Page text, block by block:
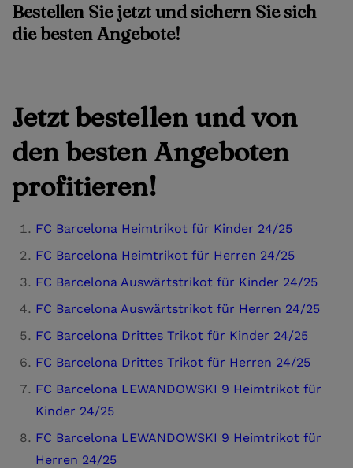
Bestellen Sie jetzt und sichern Sie sich
die besten Angebote!
Jetzt bestellen und von
den besten Angeboten
profitieren!
FC Barcelona Heimtrikot für Kinder 24/25
FC Barcelona Heimtrikot für Herren 24/25
FC Barcelona Auswärtstrikot für Kinder 24/25
FC Barcelona Auswärtstrikot für Herren 24/25
FC Barcelona Drittes Trikot für Kinder 24/25
FC Barcelona Drittes Trikot für Herren 24/25
FC Barcelona LEWANDOWSKI 9 Heimtrikot für
Kinder 24/25
FC Barcelona LEWANDOWSKI 9 Heimtrikot für
Herren 24/25